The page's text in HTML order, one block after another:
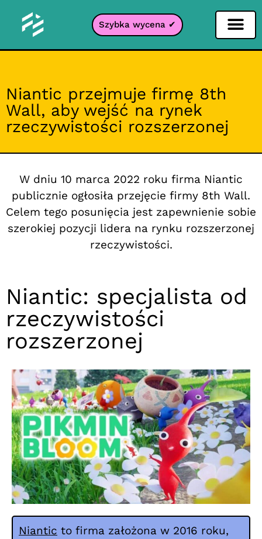
Szybka wycena ✔
Niantic przejmuje firmę 8th
Wall, aby wejść na rynek
rzeczywistości rozszerzonej
W dniu 10 marca 2022 roku firma Niantic
publicznie ogłosiła przejęcie firmy 8th Wall.
Celem tego posunięcia jest zapewnienie sobie
szerokiej pozycji lidera na rynku rozszerzonej
rzeczywistości.
Niantic: specjalista od
rzeczywistości
rozszerzonej
Niantic to firma założona w 2016 roku,